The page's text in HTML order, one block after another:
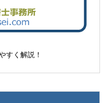
すく解説！